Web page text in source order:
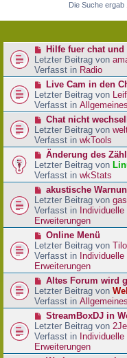
Die Suche
N
e
u
e
r
B
e
t
r
a
g
Hilfe fuer chat und
Letzter Beitrag von
Verfasst in Radio
N
e
u
e
r
B
e
t
r
a
g
Live Cam in den
Letzter Beitrag von
Verfasst in Allgemeines
N
e
u
e
r
B
e
t
r
a
g
Chat nicht
Letzter Beitrag von
Verfasst in wkTools
N
e
u
e
r
B
e
i
r
a
g
Änderung des
Letzter Beitrag von
Verfasst in wkStats
N
e
u
e
r
B
e
i
t
a
g
akustische
Letzter Beitrag von
Verfasst in
Erweiterungen
N
e
u
e
r
B
e
i
r
a
g
Online Menü
Letzter Beitrag von Tilo
Verfasst in
Erweiterungen
N
e
u
e
r
B
e
i
Altes Forum wird
Letzter Beitrag von
Verfasst in Allgemeines
N
e
u
e
StreamBoxDJ in
Letzter Beitrag von
Verfasst in
Erweiterungen